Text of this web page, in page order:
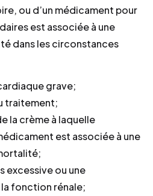
ou d’un médicament pour
est associée à une
dans les circonstances
grave;
traitement;
la crème à laquelle
est associée à une
excessive ou une
fonction rénale;